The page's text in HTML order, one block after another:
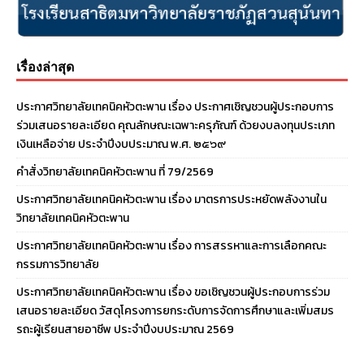
เรื่องล่าสุด
ประกาศวิทยาลัยเทคนิคหัวตะพาน เรื่อง ประกาศเชิญชวนผู้ประกอบการ
ร่วมเสนอรายละเอียด คุณลักษณะเฉพาะครุภัณฑ์ ด้วยงบลงทุนประเภท
เงินเหลือจ่าย ประจําปีงบประมาณ พ.ศ. ๒๕๖๙
คำสั่งวิทยาลัยเทคนิคหัวตะพาน ที่ 79/2569
ประกาศวิทยาลัยเทคนิคหัวตะพาน เรื่อง มาตรการประหยัดพลังงานใน
วิทยาลัยเทคนิคหัวตะพาน
ประกาศวิทยาลัยเทคนิคหัวตะพาน เรื่อง การสรรหาและการเลือกคณะ
กรรมการวิทยาลัย
ประกาศวิทยาลัยเทคนิคหัวตะพาน เรื่อง ขอเชิญชวนผู้ประกอบการร่วม
เสนอรายละเอียด วัสดุโครงการยกระดับการจัดการศึกษาและเพิ่มสมร
รถะผู้เรียนสายอาชีพ ประจำปีงบประมาณ 2569